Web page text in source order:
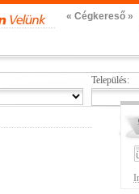
« Cégkereső »
Település: